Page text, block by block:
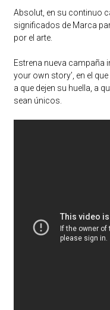
Absolut, en su continuo
significados de Marca
por el arte.
Estrena nueva campaña
your own story’, en el
a que dejen su huella, a
sean únicos.